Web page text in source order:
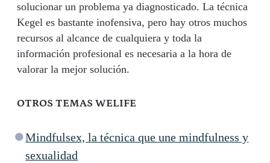
solucionar un problema ya diagnosticado. La técnica
Kegel es bastante inofensiva, pero hay otros muchos
recursos al alcance de cualquiera y toda la
información profesional es necesaria a la hora de
valorar la mejor solución.
OTROS TEMAS WELIFE
Mindfulsex, la técnica que une mindfulness y
sexualidad